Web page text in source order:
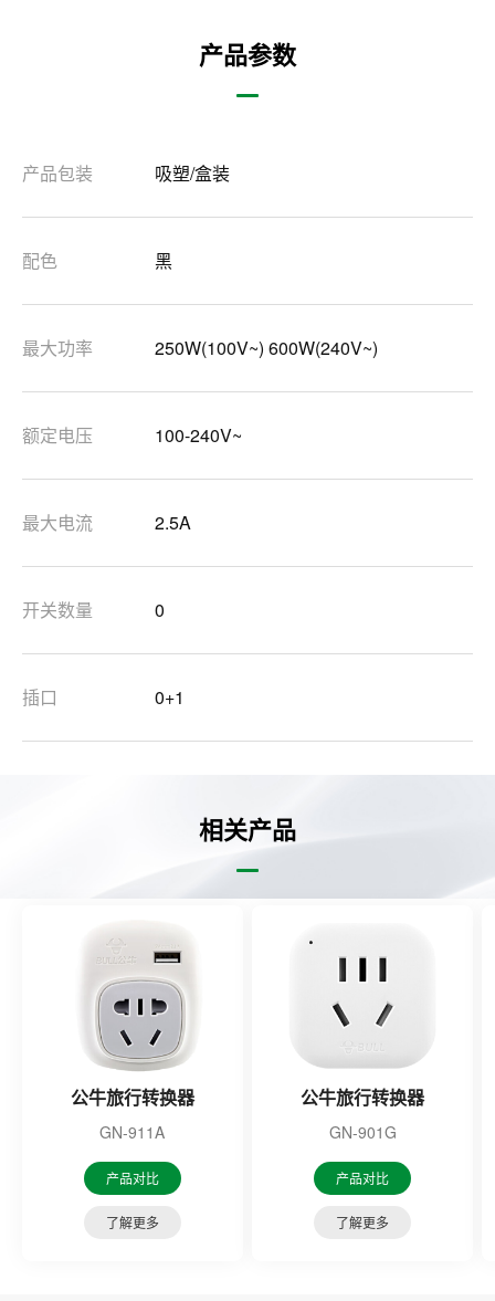
产品参数
产品包装 吸塑/盒装
配色 黑
最大功率 250W(100V~) 600W(240V~)
额定电压 100-240V~
最大电流 2.5A
开关数量 0
插口 0+1
相关产品
公牛旅行转换器
GN-911A
产品对比
了解更多
公牛旅行转换器
GN-901G
产品对比
了解更多